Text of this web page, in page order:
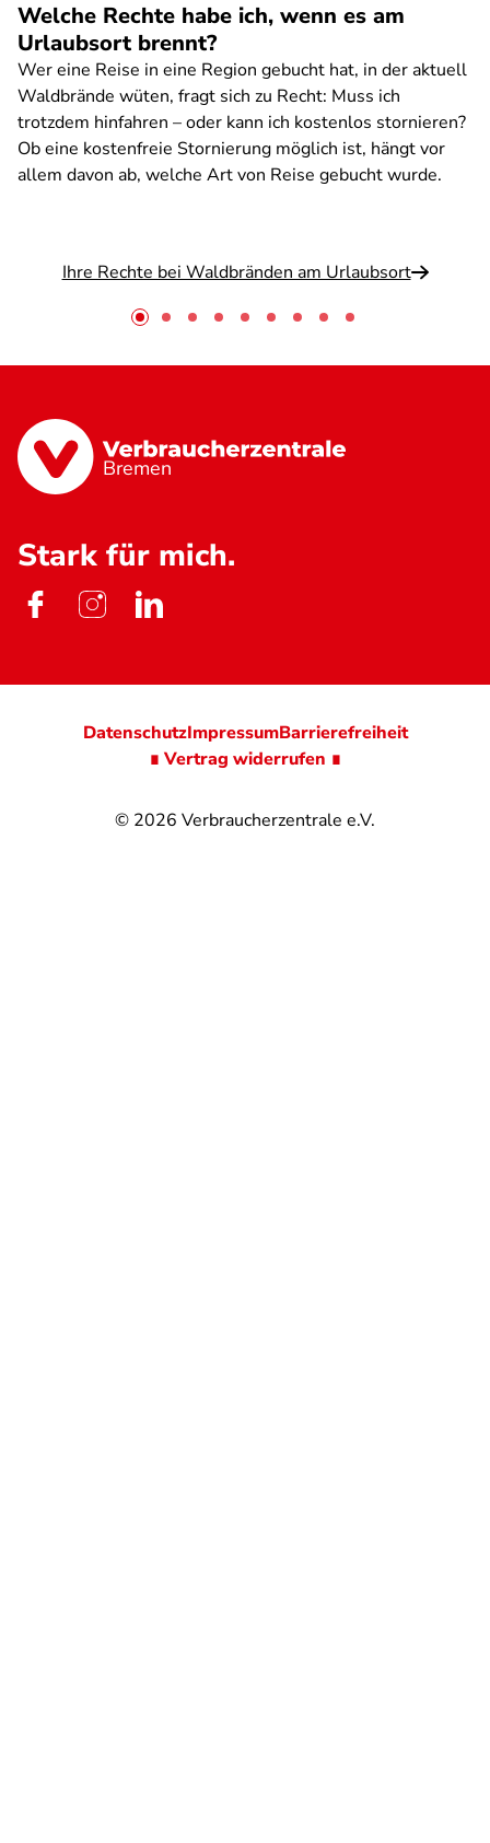
Welche Rechte habe ich, wenn es am
Urlaubsort brennt?
Wer eine Reise in eine Region gebucht hat, in der aktuell
Waldbrände wüten, fragt sich zu Recht: Muss ich
trotzdem hinfahren – oder kann ich kostenlos stornieren?
Ob eine kostenfreie Stornierung möglich ist, hängt vor
allem davon ab, welche Art von Reise gebucht wurde.
Ihre Rechte bei Waldbränden am Urlaubsort
Bremen
Stark für mich.
© 2026 Verbraucherzentrale e.V.
DatenschutzImpressumBarrierefreiheit
∎ Vertrag widerrufen ∎